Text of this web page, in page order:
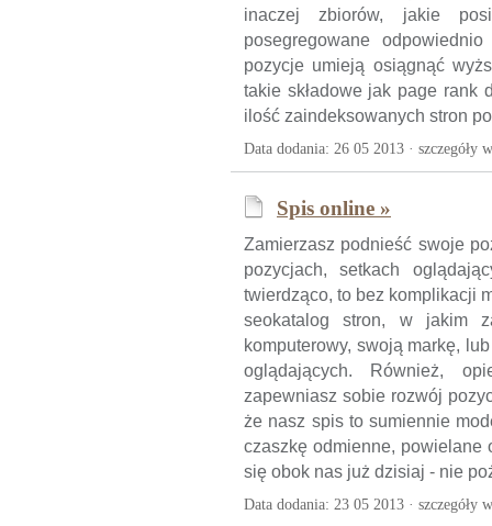
inaczej zbiorów, jakie
posegregowane
pozycje umieją osiągnąć
takie składowe jak page rank
ilość zaindeksowanych stron
Data dodania: 26 05 2013 · szczegóły
Spis online »
Zamierzasz podnieść swoje
pozycjach, setkach
twierdząco, to bez komplikacji
seokatalog stron, w jakim
komputerowy, swoją markę,
oglądających. Również,
zapewniasz sobie rozwój
że nasz spis to sumiennie
czaszkę odmienne, powielane
się obok nas już dzisiaj - nie
Data dodania: 23 05 2013 · szczegóły